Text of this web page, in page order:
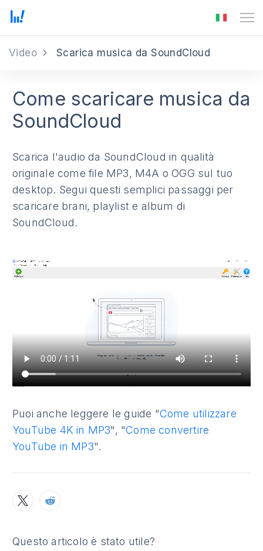
Video Scarica musica da SoundCloud
Come scaricare musica da
SoundCloud
Scarica l'audio da SoundCloud in qualità
originale come file MP3, M4A o OGG sul tuo
desktop. Segui questi semplici passaggi per
scaricare brani, playlist e album di
SoundCloud.
Puoi anche leggere le guide "Come utilizzare
YouTube 4K in MP3", "Come convertire
YouTube in MP3".
Questo articolo è stato utile?